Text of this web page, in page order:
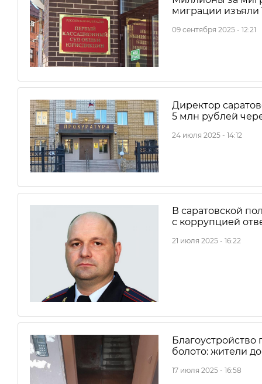
миграции изъяли
09 сентября 2025 - 12:21
Директор
5 млн рублей
24 июля 2025 - 14:12
В саратовской
с коррупцией
21 июля 2025 - 16:22
Благоустройство
болото: жители
17 июля 2025 - 16:58